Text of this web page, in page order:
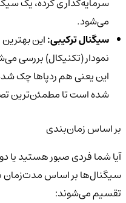
می‌شود.
سیگنال ترکیبی:این بهترین
نمودار (تکنیکال) بررسی
این یعنی هم ردپاها چک
شده است تا مطمئن‌ترین
بر اساس زمان‌بندی
آیا شما فردی صبور هستید یا
سیگنال‌ها بر اساس مدت‌زمان
تقسیم می‌شوند: